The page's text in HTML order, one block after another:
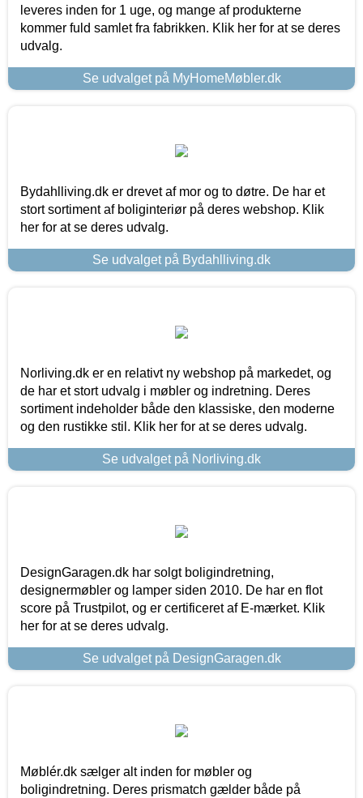
leveres inden for 1 uge, og mange af produkterne
kommer fuld samlet fra fabrikken. Klik her for at se deres
udvalg.
Se udvalget på MyHomeMøbler.dk
Bydahlliving.dk er drevet af mor og to døtre. De har et
stort sortiment af boliginteriør på deres webshop. Klik
her for at se deres udvalg.
Se udvalget på Bydahlliving.dk
Norliving.dk er en relativt ny webshop på markedet, og
de har et stort udvalg i møbler og indretning. Deres
sortiment indeholder både den klassiske, den moderne
og den rustikke stil. Klik her for at se deres udvalg.
Se udvalget på Norliving.dk
DesignGaragen.dk har solgt boligindretning,
designermøbler og lamper siden 2010. De har en flot
score på Trustpilot, og er certificeret af E-mærket. Klik
her for at se deres udvalg.
Se udvalget på DesignGaragen.dk
Møblér.dk sælger alt inden for møbler og
boligindretning. Deres prismatch gælder både på